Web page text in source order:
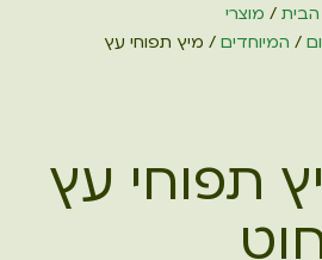
/ מוצרי
/ המיוחדים/ מיץ תפוחי עץ
תפוחי עץ